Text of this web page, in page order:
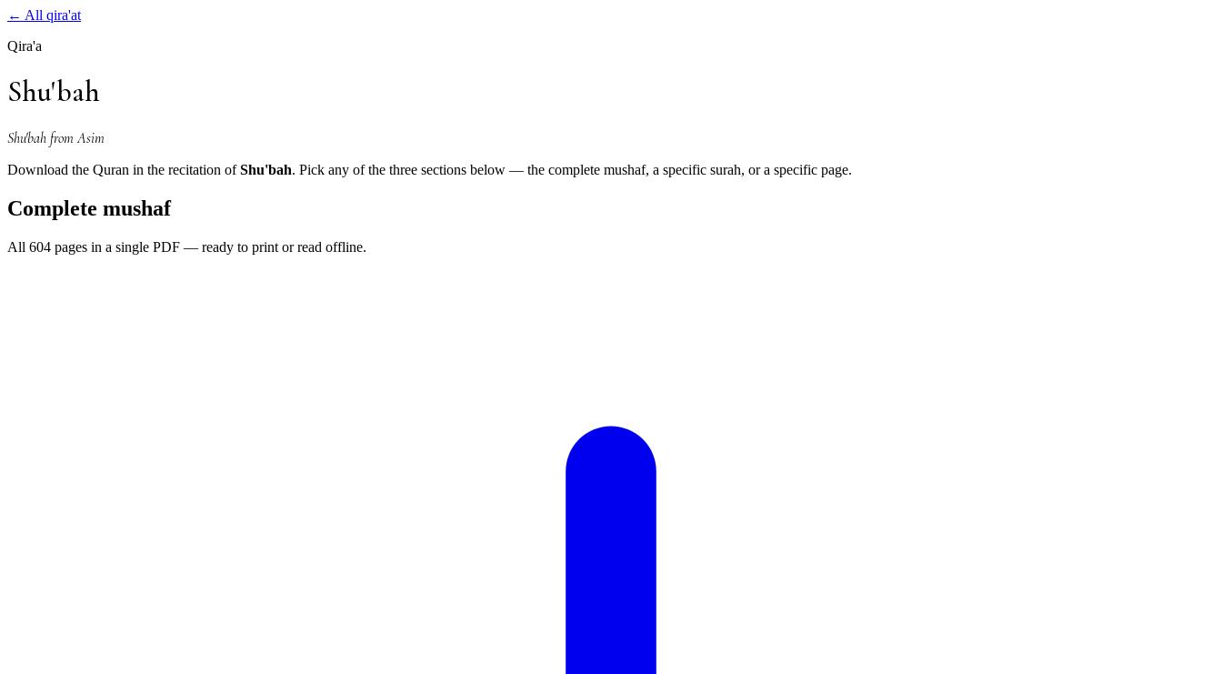
← All qira'at
Qira'a
Shu'bah
Shu'bah from Asim
Download the Quran in the recitation ofShu'bah. Pick any of the three sections below — the complete mushaf, a specific surah, or a specific page.
Complete mushaf
All 604 pages in a single PDF — ready to print or read offline.